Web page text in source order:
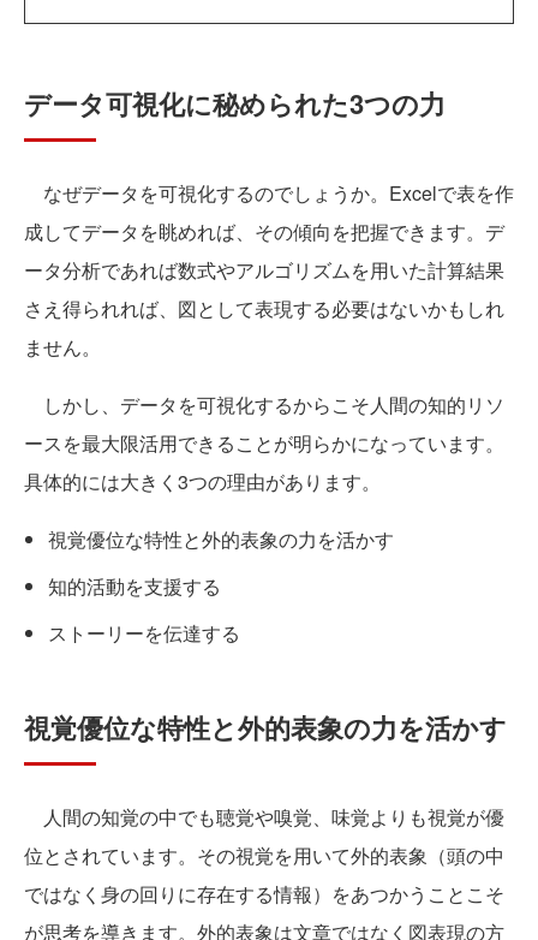
データ可視化に秘められた3つの力
なぜデータを可視化するのでしょうか。Excelで表を作
成してデータを眺めれば、その傾向を把握できます。デ
ータ分析であれば数式やアルゴリズムを用いた計算結果
さえ得られれば、図として表現する必要はないかもしれ
ません。
しかし、データを可視化するからこそ人間の知的リソ
ースを最大限活用できることが明らかになっています。
具体的には大きく3つの理由があります。
視覚優位な特性と外的表象の力を活かす
知的活動を支援する
ストーリーを伝達する
視覚優位な特性と外的表象の力を活かす
人間の知覚の中でも聴覚や嗅覚、味覚よりも視覚が優
位とされています。その視覚を用いて外的表象（頭の中
ではなく身の回りに存在する情報）をあつかうことこそ
が思考を導きます。外的表象は文章ではなく図表現の方